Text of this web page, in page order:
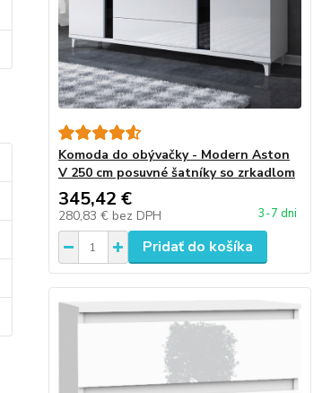
Komoda do obývačky - Modern Aston
V 250 cm posuvné šatníky so zrkadlom
345,42 €
280,83 € bez DPH 3-7 dni
Pridať do košíka